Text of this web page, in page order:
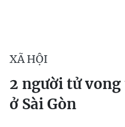
XÃ HỘI
2 người tử
ở Sài Gòn